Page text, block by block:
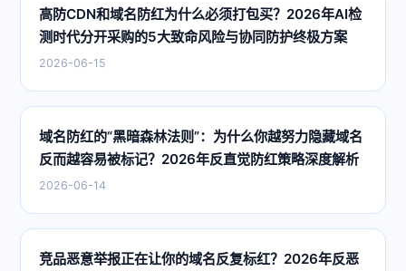
高防CDN和域名防红为什么必须打包买？2026年AI检
测时代分开采购的5大致命风险与协同防护终极方案
2026-06-15
域名防红的“黑暗森林法则”：为什么你越努力隐藏域名
反而越容易被标记？2026年反直觉防红策略深度解析
2026-06-14
竞品恶意举报正在让你的域名反复标红？2026年反恶